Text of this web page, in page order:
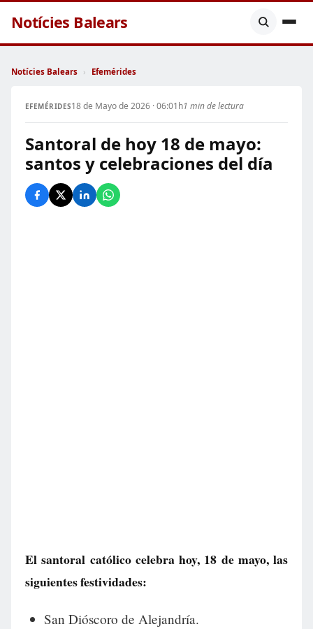
Notícies Balears
Notícies Balears › Efemérides
EFEMÉRIDES18 de Mayo de 2026 · 06:01h1 min de lectura
Santoral de hoy 18 de mayo:
santos y celebraciones del día
El santoral católico celebra hoy, 18 de mayo, las
siguientes festividades:
San Dióscoro de Alejandría.